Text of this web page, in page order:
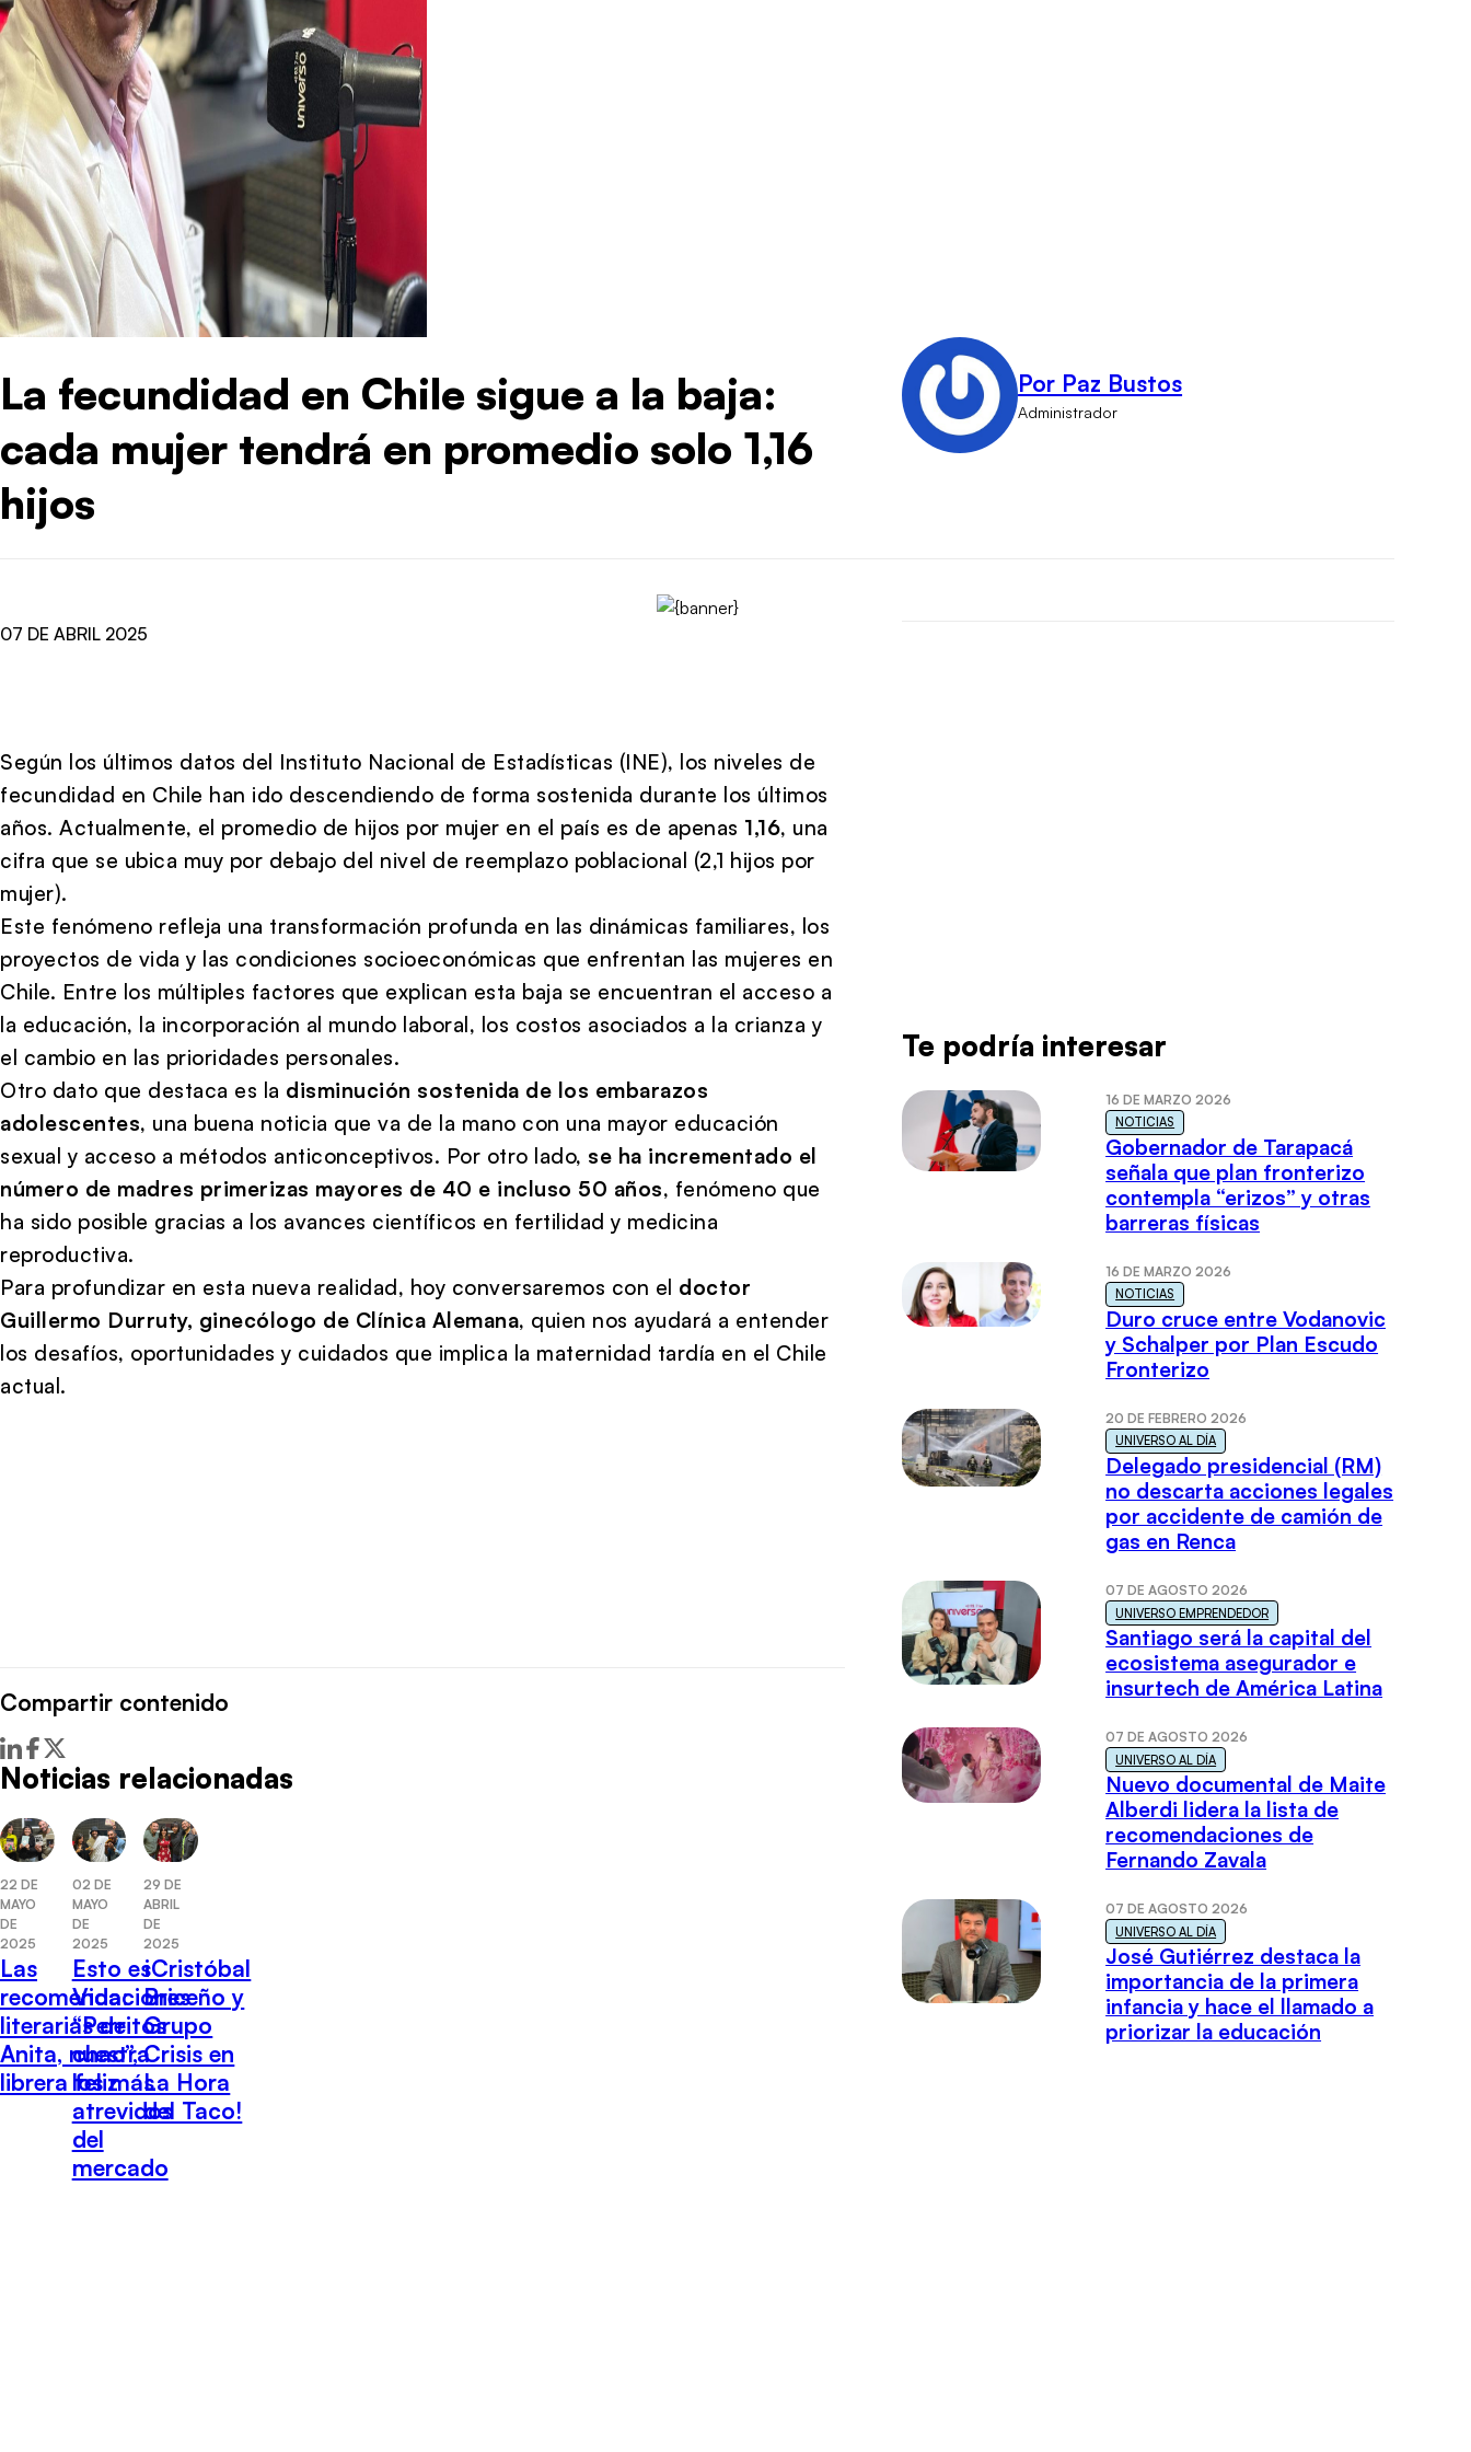
La fecundidad en Chile sigue a la baja:
cada mujer tendrá en promedio solo 1,16
hijos
Por Paz Bustos
Administrador
07 DE ABRIL 2025
Según los últimos datos del Instituto Nacional de Estadísticas (INE), los niveles de
fecundidad en Chile han ido descendiendo de forma sostenida durante los últimos
años. Actualmente, el promedio de hijos por mujer en el país es de apenas 1,16, una
cifra que se ubica muy por debajo del nivel de reemplazo poblacional (2,1 hijos por
mujer).
Este fenómeno refleja una transformación profunda en las dinámicas familiares, los
proyectos de vida y las condiciones socioeconómicas que enfrentan las mujeres en
Chile. Entre los múltiples factores que explican esta baja se encuentran el acceso a
la educación, la incorporación al mundo laboral, los costos asociados a la crianza y
el cambio en las prioridades personales.
Otro dato que destaca es la disminución sostenida de los embarazos
adolescentes, una buena noticia que va de la mano con una mayor educación
sexual y acceso a métodos anticonceptivos. Por otro lado, se ha incrementado el
número de madres primerizas mayores de 40 e incluso 50 años, fenómeno que
ha sido posible gracias a los avances científicos en fertilidad y medicina
reproductiva.
Para profundizar en esta nueva realidad, hoy conversaremos con el doctor
Guillermo Durruty, ginecólogo de Clínica Alemana, quien nos ayudará a entender
los desafíos, oportunidades y cuidados que implica la maternidad tardía en el Chile
actual.
Compartir contenido
Noticias relacionadas
22 DE
MAYO
DE
2025
Las
recomendaciones
literarias de
Anita, nuestra
librera feliz
02 DE
MAYO
DE
2025
Esto es
Vida:
“Perritos
chao”,
los más
atrevidos
del
mercado
29 DE
ABRIL
DE
2025
¡Cristóbal
Briceño y
Grupo
Crisis en
La Hora
del Taco!
Te podría interesar
16 DE MARZO 2026
NOTICIAS
Gobernador de Tarapacá
señala que plan fronterizo
contempla “erizos” y otras
barreras físicas
16 DE MARZO 2026
NOTICIAS
Duro cruce entre Vodanovic
y Schalper por Plan Escudo
Fronterizo
20 DE FEBRERO 2026
UNIVERSO AL DÍA
Delegado presidencial (RM)
no descarta acciones legales
por accidente de camión de
gas en Renca
07 DE AGOSTO 2026
UNIVERSO EMPRENDEDOR
Santiago será la capital del
ecosistema asegurador e
insurtech de América Latina
07 DE AGOSTO 2026
UNIVERSO AL DÍA
Nuevo documental de Maite
Alberdi lidera la lista de
recomendaciones de
Fernando Zavala
07 DE AGOSTO 2026
UNIVERSO AL DÍA
José Gutiérrez destaca la
importancia de la primera
infancia y hace el llamado a
priorizar la educación